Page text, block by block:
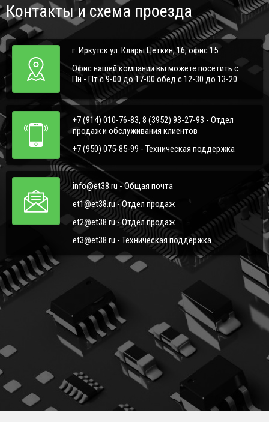
Контакты и схема проезда
г. Иркутск ул. Клары Цеткин, 16, офис 15
Офис нашей компании вы можете посетить с
Пн - Пт с 9-00 до 17-00 обед с 12-30 до 13-20
+7 (914) 010-76-83, 8 (3952) 93-27-93 - Отдел
продаж и обслуживания клиентов
+7 (950) 075-85-99 - Техническая поддержка
info@et38.ru - Общая почта
et1@et38.ru - Отдел продаж
et2@et38.ru - Отдел продаж
et3@et38.ru - Техническая поддержка